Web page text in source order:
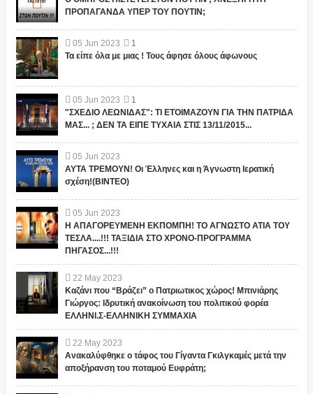
ΠΡΟΠΑΓΑΝΔΑ ΥΠΕΡ ΤΟΥ ΠΟΥΤΙΝ;
05 Jun 2023
1
Τα είπε όλα με μιας ! Τους άφησε όλους άφωνους
05 Jun 2023
1
"ΣΧΕΔΙΟ ΛΕΩΝΙΔΑΣ": ΤΙ ΕΤΟΙΜΑΖΟΥΝ ΓΙΑ ΤΗΝ ΠΑΤΡΙΔΑ
ΜΑΣ... ; ΔΕΝ ΤΑ ΕΙΠΕ ΤΥΧΑΙΑ ΣΤΙΣ 13/11/2015...
05 Jun 2023
ΑΥΤΑ ΤΡΕΜΟΥΝ! Οι Έλληνες και η Άγνωστη Ιερατική
σχέση!(ΒΙΝΤΕΟ)
05 Jun 2023
Η ΑΠΑΓΟΡΕΥΜΕΝΗ ΕΚΠΟΜΠΗ! ΤΟ ΑΓΝΩΣΤΟ ΑΤΙΑ ΤΟΥ
ΤΕΣΛΑ....!!! ΤΑΞΙΔΙΑ ΣΤΟ ΧΡΟΝΟ-ΠΡΟΓΡΑΜΜΑ
ΠΗΓΑΣΟΣ...!!!
22 May 2023
Καζάνι που “Βράζει” ο Πατριωτικος χώρος! Μπινιάρης
Γιώργος: Ιδρυτική ανακοίνωση του πολιτικού φορέα
ΕΛΛΗΝΙ.Σ-ΕΛΛΗΝΙΚΗ ΣΥΜΜΑΧΙΑ
22 May 2023
Ανακαλύφθηκε ο τάφος του Γίγαντα Γκιλγκαμές μετά την
αποξήρανση του ποταμού Ευφράτη;